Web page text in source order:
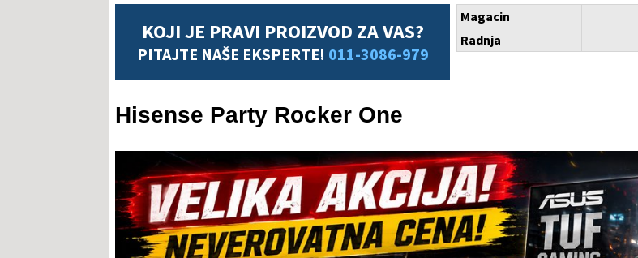
KOJI JE PRAVI PROIZVOD ZA VAS?
PITAJTE NAŠE EKSPERTE! 011-3086-979
Magacin
Radnja
Hisense Party Rocker One